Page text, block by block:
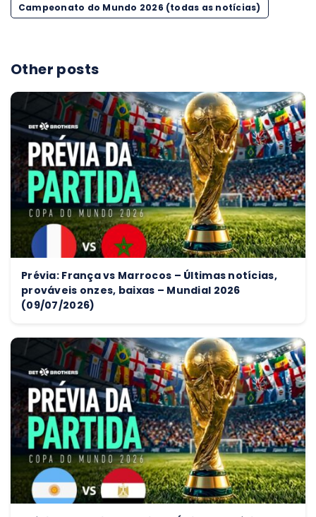
Campeonato do Mundo 2026 (todas as notícias)
Other posts
Prévia: França vs Marrocos – Últimas notícias,
prováveis onzes, baixas – Mundial 2026
(09/07/2026)